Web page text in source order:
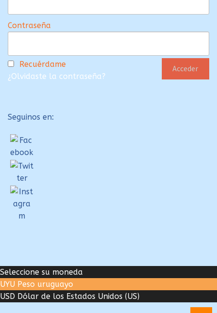
Contraseña
Recuérdame
¿Olvidaste la contraseña?
Seguinos en:
Seleccione su moneda
UYU Peso uruguayo
USD Dólar de los Estados Unidos (US)